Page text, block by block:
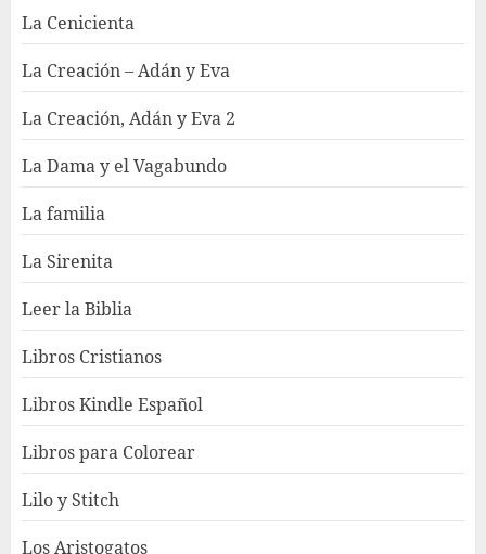
La Cenicienta
La Creación – Adán y Eva
La Creación, Adán y Eva 2
La Dama y el Vagabundo
La familia
La Sirenita
Leer la Biblia
Libros Cristianos
Libros Kindle Español
Libros para Colorear
Lilo y Stitch
Los Aristogatos